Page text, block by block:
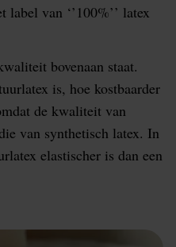
van ‘’100%’’ latex
bovenaan staat.
is, hoe kostbaarder
de kwaliteit van
van synthetisch latex. In
elastischer is dan een